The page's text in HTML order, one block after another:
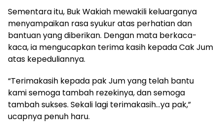
Sementara itu, Buk Wakiah mewakili keluarganya
menyampaikan rasa syukur atas perhatian dan
bantuan yang diberikan. Dengan mata berkaca-
kaca, ia mengucapkan terima kasih kepada Cak Jum
atas kepeduliannya.
“Terimakasih kepada pak Jum yang telah bantu
kami semoga tambah rezekinya, dan semoga
tambah sukses. Sekali lagi terimakasih…ya pak,”
ucapnya penuh haru.